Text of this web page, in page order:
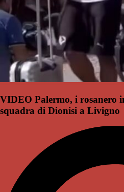
VIDEO Palermo, i rosanero
squadra di Dionisi a Livigno